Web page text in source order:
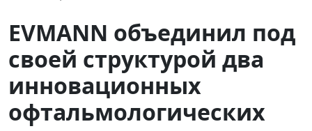
EVMANN объединил под
своей структурой два
инновационных
офтальмологических